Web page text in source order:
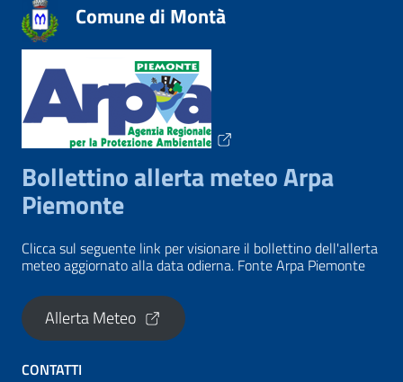
Comune di Montà
Bollettino allerta meteo Arpa
Piemonte
Clicca sul seguente link per visionare il bollettino dell'allerta
meteo aggiornato alla data odierna. Fonte Arpa Piemonte
Allerta Meteo
CONTATTI